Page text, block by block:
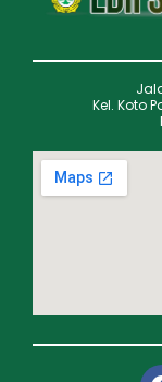
Kel. Koto